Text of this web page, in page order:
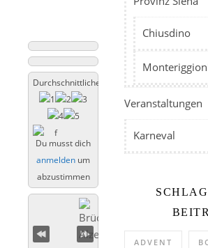
Durchschnittliche Bewertung
Du musst dich
anmelden um
abzustimmen
Chiusdino
Veranstaltungen
Karneval
ADVENT